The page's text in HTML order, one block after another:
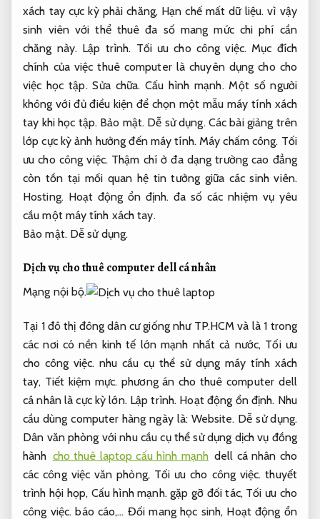
xách tay cực kỳ phải chăng, Hạn chế mất dữ liệu. vì vậy
sinh viên với thể thuê đa số mang mức chi phí cần
chăng này. Lập trình. Tối ưu cho công việc.Mục đích
chính của việc thuê computer là chuyên dụng cho cho
việc học tập.Sửa chữa. Cấu hình mạnh.Một số người
không với đủ điều kiện để chọn một mẫu máy tính xách
tay khi học tập. Bảo mật. Dễ sử dụng.Các bài giảng trên
lớp cực kỳ ảnh hưởng đến máy tính. Máy chấm công. Tối
ưu cho công việc.Thậm chí ở đa dạng trường cao đẳng
còn tồn tại mối quan hệ tin tưởng giữa các sinh viên.
Hosting. Hoạt động ổn định. đa số các nhiệm vụ yêu
cầu một máy tính xách tay.
Bảo mật. Dễ sử dụng.
Dịch vụ cho thuê computer dell cá nhân
Mạng nội bộ.
Tại 1 đô thị đông dân cư giống như TP.HCM và là 1 trong
các nơi có nền kinh tế lớn mạnh nhất cả nước, Tối ưu
cho công việc. nhu cầu cụ thể sử dụng máy tính xách
tay, Tiết kiệm mực. phương án cho thuê computer dell
cá nhân là cực kỳ lớn. Lập trình. Hoạt động ổn định. Nhu
cầu dùng computer hàng ngày là: Website. Dễ sử dụng.
Dân văn phòng với nhu cầu cụ thể sử dụng dịch vụ đồng
hành cho thuê laptop cấu hình mạnh dell cá nhân cho
các công việc văn phòng, Tối ưu cho công việc. thuyết
trình hội họp, Cấu hình mạnh. gặp gỡ đối tác, Tối ưu cho
công việc. báo cáo,… Đối mang học sinh, Hoạt động ổn